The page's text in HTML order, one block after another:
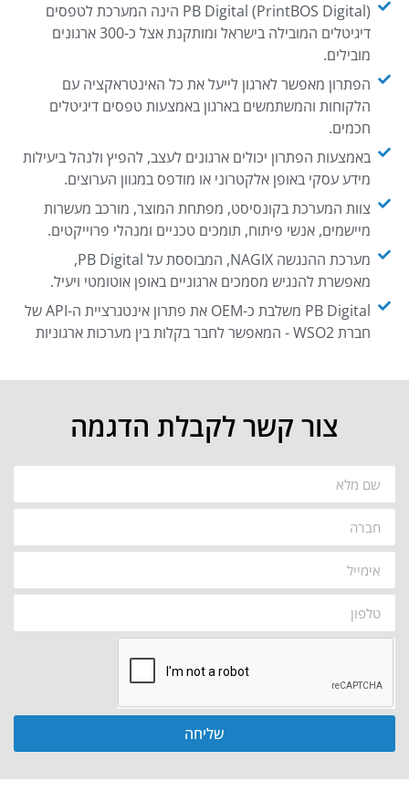
PB Digital (PrintBOS Digital) הינה המערכת לטפסים
דיגיטלים המובילה בישראל ומותקנת אצל כ-300 ארגונים
מובילים.
הפתרון מאפשר לארגון לייעל את כל האינטראקציה עם
הלקוחות והמשתמשים בארגון באמצעות טפסים דיגיטלים
חכמים.
באמצעות הפתרון יכולים ארגונים לעצב, להפיץ ולנהל ביעילות
מידע עסקי באופן אלקטרוני או מודפס במגוון הערוצים.
צוות המערכת בקונסיסט, מפתחת המוצר, מורכב מעשרות
מיישמים, אנשי פיתוח, תומכים טכניים ומנהלי פרוייקטים.
מערכת ההנגשה NAGIX, המבוססת על PB Digital,
מאפשרת להנגיש מסמכים ארגוניים באופן אוטומטי ויעיל.
PB Digital משלבת כ-OEM את פתרון אינטגרציית ה-API של
חברת WSO2 - המאפשר לחבר בקלות בין מערכות ארגוניות
צור קשר לקבלת הדגמה
שליחה